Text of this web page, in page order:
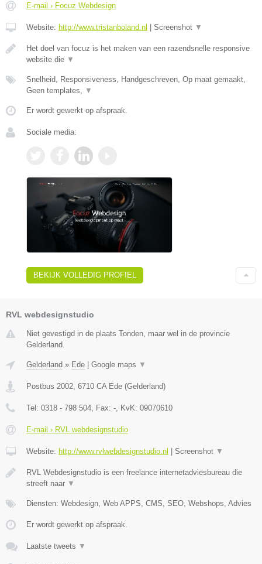
E-mail › Focuz Webdesign
Website: http://www.tristanboland.nl Screenshot ▼
Het doel van focuz is het maken van een razendsnelle responsive
website die ▼
Snelheid, Responsiveness, Handgeschreven, Op maat gemaakt,
Geen templates, ▼
Er wordt gewerkt op afspraak.
Sociale media:
BEKIJK VOLLEDIG PROFIEL
RVL webdesignstudio
Niet gevestigd in de plaats Tonden, maar wel in de provincie
Gelderland.
Gelderland » Ede Google maps ▼
Postbus 2002 6710 CA Ede (Gelderland)
Tel: 0318 - 798 504 , Fax: - , KvK: 09070610
E-mail › RVL webdesignstudio
Website: http://www.rvlwebdesignstudio.nl Screenshot ▼
RVL Webdesignstudio is een freelance internetadviesbureau die
streeft naar ▼
Diensten: Webdesign, Web APPS, CMS, SEO, Webshops, Advies
Er wordt gewerkt op afspraak.
Laatste tweets ▼